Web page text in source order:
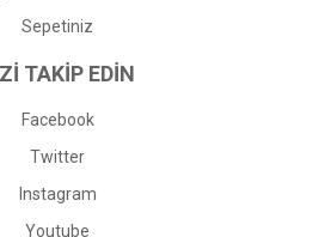
Sepetiniz
TAKİP EDİN
Facebook
Twitter
Instagram
Youtube